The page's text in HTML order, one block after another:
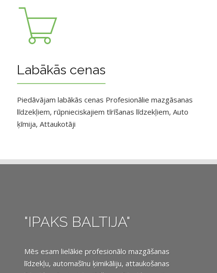
Labākās cenas
Piedāvājam labākās cenas Profesionālie mazgāsanas
līdzekļiem, rūpnieciskajiem tīrīšanas līdzekļiem, Auto
ķīmija, Attaukotāji
"IPAKS BALTIJA"
Mēs esam lielākie profesionālo mazgāšanas
līdzekļu, automašīnu ķimikāliju, attaukošanas